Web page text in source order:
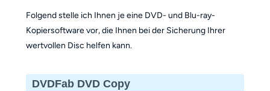
Folgend stelle ich Ihnen je eine DVD- und Blu-ray-
Kopiersoftware vor, die Ihnen bei der Sicherung Ihrer
wertvollen Disc helfen kann.
DVDFab DVD Copy